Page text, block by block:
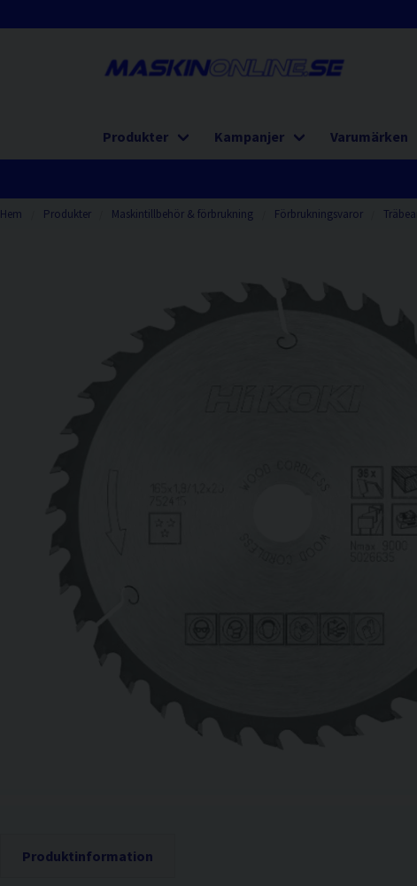
Produkter Kampanjer Varumärken
Hem Produkter Maskintillbehör & förbrukning Förbrukningsvaror
Produktinformation